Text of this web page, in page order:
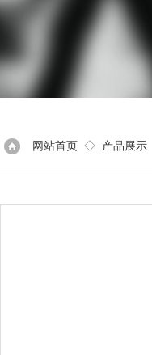
网站首页 ◇ 产品展示